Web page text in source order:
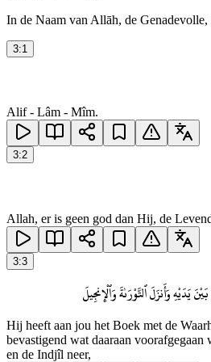
In de Naam van Allāh, de Genadevolle,
3:1
Alif - Lâm - Mîm.
3:2
Allah, er is geen god dan Hij, de
3:3
يَدَيْهِ وَأَنزَلَ ٱلتَّوْرَىٰةَ وَٱلْإِنجِيلَ
Hij heeft aan jou het Boek met de
bevastigend wat daaraan
en de Indjîl neer,